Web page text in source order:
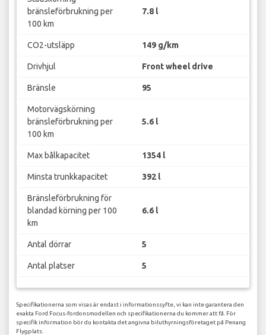
bränsleförbrukning per
100 km
7.8 l
CO2-utsläpp 149 g/km
Drivhjul Front wheel drive
Bränsle 95
Motorvägskörning
bränsleförbrukning per
100 km
5.6 l
Max bålkapacitet 1354 l
Minsta trunkkapacitet 392 l
Bränsleförbrukning för
blandad körning per 100
km
6.6 l
Antal dörrar 5
Antal platser 5
Specifikationerna som visas är endast i informationssyfte, vi kan inte garantera den
exakta Ford Focus-fordonsmodellen och specifikationerna du kommer att få. För
specifik information bör du kontakta det angivna biluthyrningsföretaget på Penang
Flygplats.